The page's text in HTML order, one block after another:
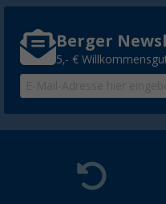
Berger
5,- €